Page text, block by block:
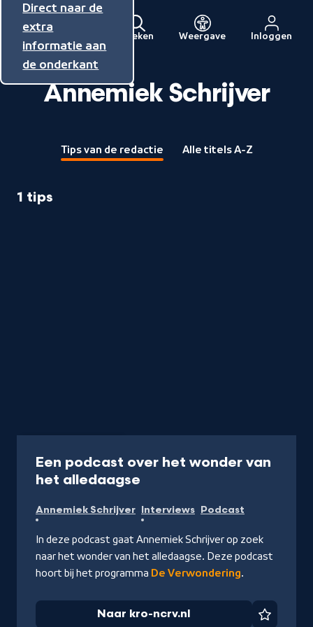
Direct naar de
inhoud
Direct naar de
hoofdnavigatie
Direct naar de
extra
informatie aan
de onderkant
Menu
Naar
de
beginpagina
van
Zoeken Weergave Inloggen
Annemiek Schrijver
Tips van de redactie Alle titels A-Z
1 tips
Een podcast over het wonder van
het alledaagse
kro-
ncrv.nl
Annemiek Schrijver Interviews Podcast
In deze podcast gaat Annemiek Schrijver op zoek
naar het wonder van het alledaagse. Deze podcast
hoort bij het programma De Verwondering.
Naar kro-ncrv.nl